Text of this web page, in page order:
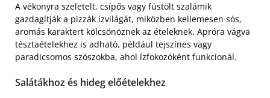
A vékonyra szeletelt, csípős vagy füstölt szalámik
gazdagítják a pizzák ízvilágát, miközben kellemesen sós,
aromás karaktert kölcsönöznek az ételeknek. Apróra vágva
tésztaételekhez is adható, például tejszínes vagy
paradicsomos szószokba, ahol ízfokozóként funkcionál.
Salátákhoz és hideg előételekhez